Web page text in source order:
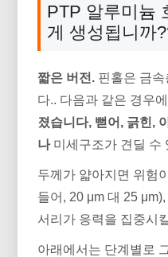
PTP 알루미늄
게 생성됩니까
짧은 버전. 핀홀은 금속
다.. 다음과 같은 경우
졌습니다, 뻗어, 긁힌,
나미세구조가 견딜 수
두께가 얇아지면 위험
들어, 20 μm 대 25
서리가 응력을 집중시
아래에서는 단계별로